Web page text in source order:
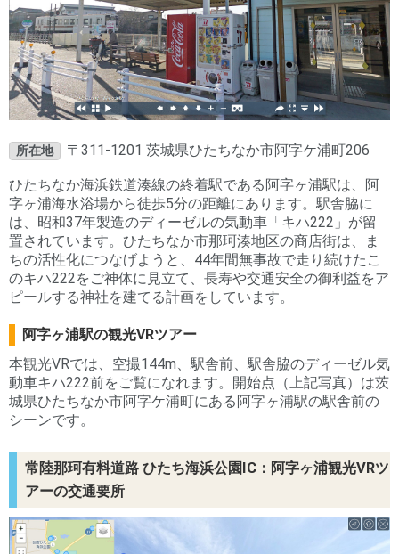
所在地 〒311-1201 茨城県ひたちなか市阿字ケ浦町206
ひたちなか海浜鉄道湊線の終着駅である阿字ヶ浦駅は、阿
字ヶ浦海水浴場から徒歩5分の距離にあります。駅舎脇に
は、昭和37年製造のディーゼルの気動車「キハ222」が留
置されています。ひたちなか市那珂湊地区の商店街は、ま
ちの活性化につなげようと、44年間無事故で走り続けたこ
のキハ222をご神体に見立て、長寿や交通安全の御利益をア
ピールする神社を建てる計画をしています。
阿字ヶ浦駅の観光VRツアー
本観光VRでは、空撮144m、駅舎前、駅舎脇のディーゼル気
動車キハ222前をご覧になれます。開始点（上記写真）は茨
城県ひたちなか市阿字ケ浦町にある阿字ヶ浦駅の駅舎前の
シーンです。
常陸那珂有料道路 ひたち海浜公園IC：阿字ヶ浦観光VRツ
アーの交通要所